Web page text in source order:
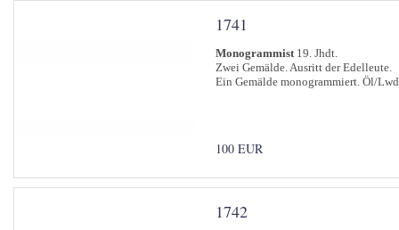
1741
Monogrammist19. Jhdt.
Zwei Gemälde. Ausritt der Edelleute.
Ein Gemälde monogrammiert. Öl/
100 EUR
1742